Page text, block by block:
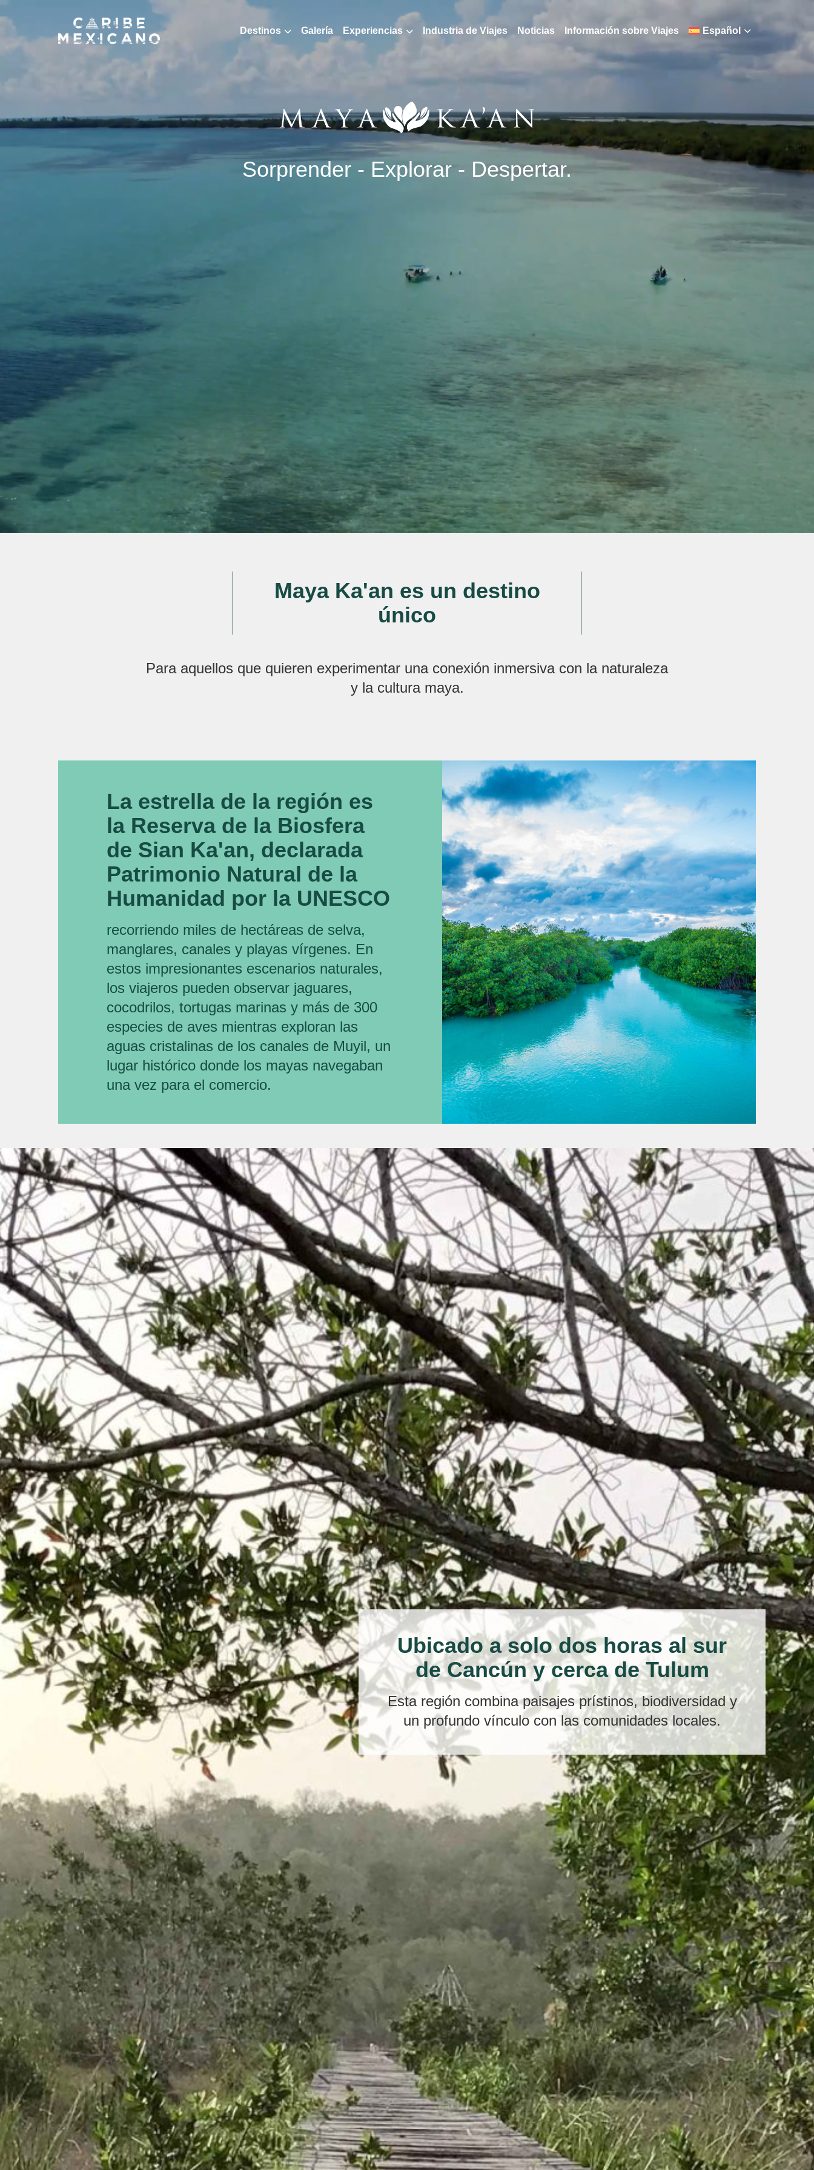
Destinos Galería Experiencias Industria de Viajes Noticias Información sobre Viajes Español
Sorprender - Explorar - Despertar.
Maya Ka'an es un destino
único
Para aquellos que quieren experimentar una conexión inmersiva con la naturaleza
y la cultura maya.
La estrella de la región es
la Reserva de la Biosfera
de Sian Ka'an, declarada
Patrimonio Natural de la
Humanidad por la UNESCO
recorriendo miles de hectáreas de selva,
manglares, canales y playas vírgenes. En
estos impresionantes escenarios naturales,
los viajeros pueden observar jaguares,
cocodrilos, tortugas marinas y más de 300
especies de aves mientras exploran las
aguas cristalinas de los canales de Muyil, un
lugar histórico donde los mayas navegaban
una vez para el comercio.
Ubicado a solo dos horas al sur
de Cancún y cerca de Tulum
Esta región combina paisajes prístinos, biodiversidad y
un profundo vínculo con las comunidades locales.